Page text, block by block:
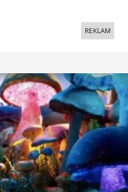
REKLAM